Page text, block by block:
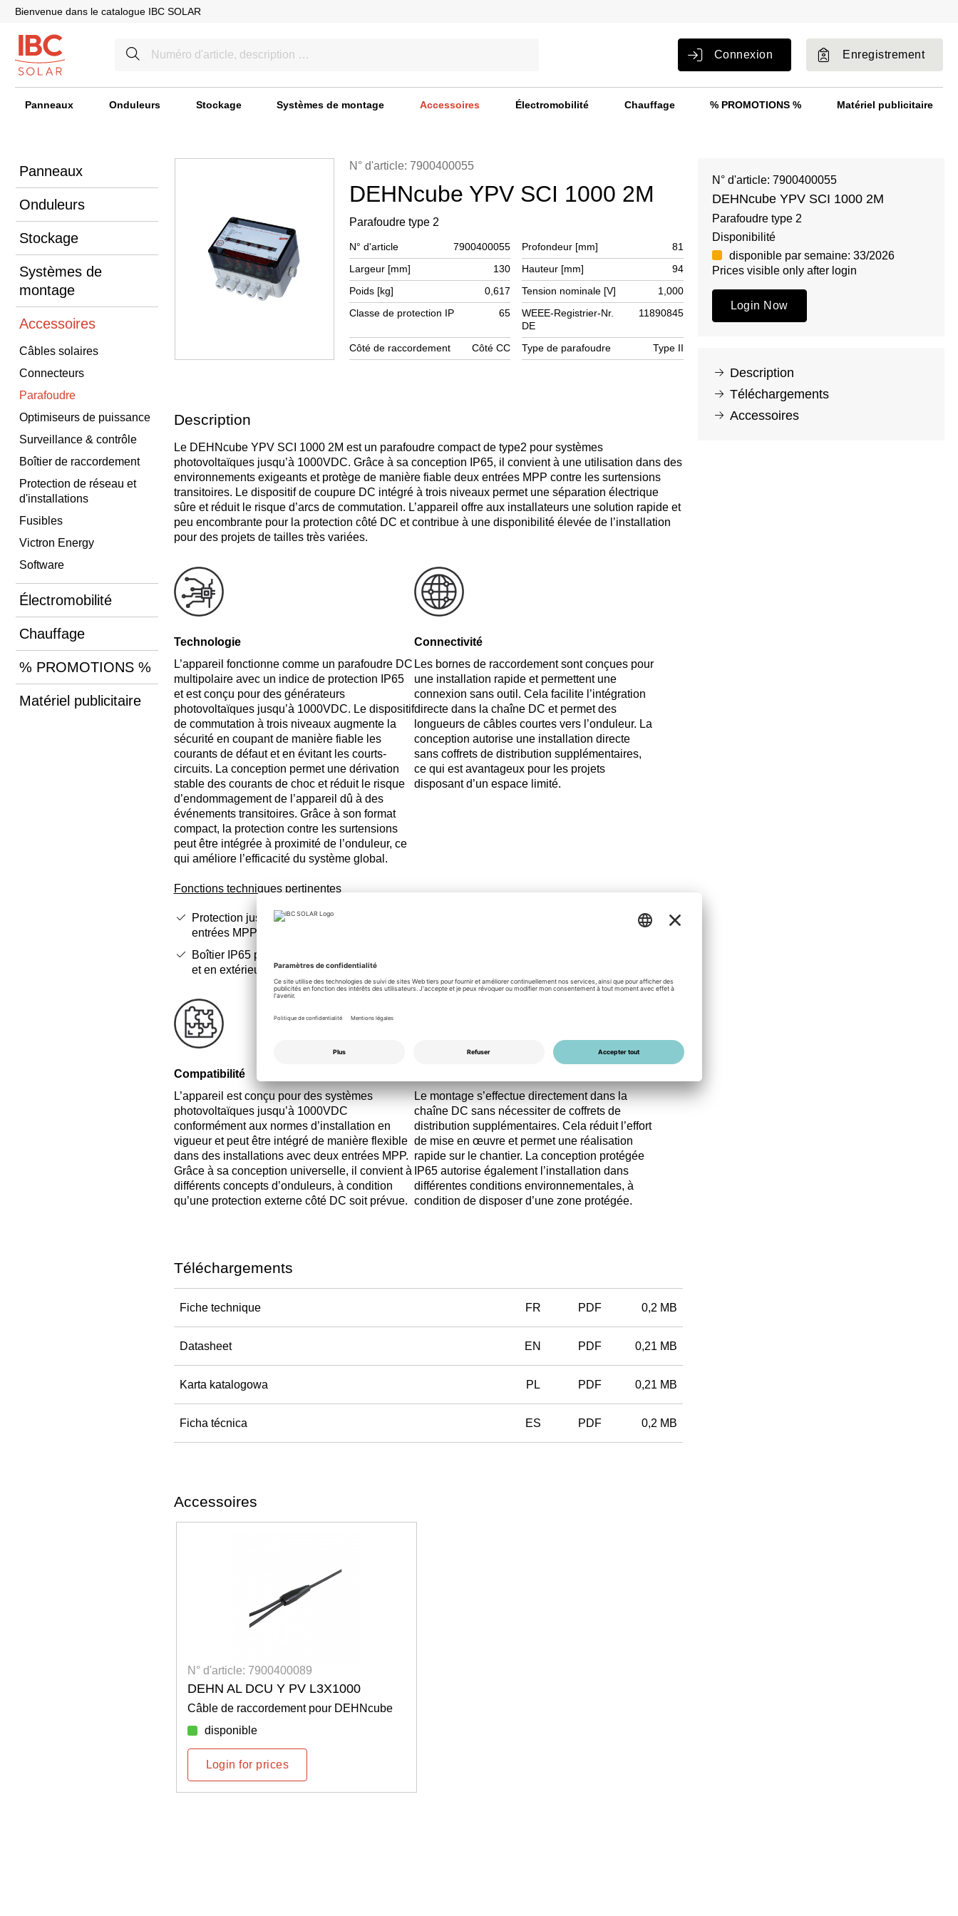
Bienvenue dans le catalogue IBC SOLAR
Connexion Enregistrement
Panneaux Onduleurs Stockage Systèmes de montage Accessoires Électromobilité Chauffage % PROMOTIONS % Matériel publicitaire
Panneaux
Onduleurs
Stockage
Systèmes de
montage
Accessoires
Câbles solaires
Connecteurs
Parafoudre
Optimiseurs de puissance
Surveillance & contrôle
Boîtier de raccordement
Protection de réseau et
d'installations
Fusibles
Victron Energy
Software
Électromobilité
Chauffage
% PROMOTIONS %
Matériel publicitaire
N° d'article: 7900400055
DEHNcube YPV SCI 1000 2M
Parafoudre type 2
N° d'article 7900400055 Profondeur [mm]
81
Largeur [mm]
130 Hauteur [mm]
94
Poids [kg]
0,617 Tension nominale [V]
1,000
Classe de protection IP
65
WEEE-Registrier-Nr.
DE
11890845
Côté de raccordement Côté CC Type de parafoudre Type II
Description
Le DEHNcube YPV SCI 1000 2M est un parafoudre compact de type2 pour systèmes
photovoltaïques jusqu’à 1000VDC. Grâce à sa conception IP65, il convient à une utilisation dans des
environnements exigeants et protège de manière fiable deux entrées MPP contre les surtensions
transitoires. Le dispositif de coupure DC intégré à trois niveaux permet une séparation électrique
sûre et réduit le risque d’arcs de commutation. L’appareil offre aux installateurs une solution rapide et
peu encombrante pour la protection côté DC et contribue à une disponibilité élevée de l’installation
pour des projets de tailles très variées.
Technologie
L’appareil fonctionne comme un parafoudre DC
multipolaire avec un indice de protection IP65
et est conçu pour des générateurs
photovoltaïques jusqu’à 1000VDC. Le dispositif
de commutation à trois niveaux augmente la
sécurité en coupant de manière fiable les
courants de défaut et en évitant les courts-
circuits. La conception permet une dérivation
stable des courants de choc et réduit le risque
d’endommagement de l’appareil dû à des
événements transitoires. Grâce à son format
compact, la protection contre les surtensions
peut être intégrée à proximité de l’onduleur, ce
qui améliore l’efficacité du système global.
Fonctions techniques pertinentes
Protection jusqu’à 1000VDC pour deux
entrées MPP avec coupure DC sûre.
Boîtier IP65 pour une utilisation en intérieur
et en extérieur protégé.
Connectivité
Les bornes de raccordement sont conçues pour
une installation rapide et permettent une
connexion sans outil. Cela facilite l’intégration
directe dans la chaîne DC et permet des
longueurs de câbles courtes vers l’onduleur. La
conception autorise une installation directe
sans coffrets de distribution supplémentaires,
ce qui est avantageux pour les projets
disposant d’un espace limité.
Compatibilité
L’appareil est conçu pour des systèmes
photovoltaïques jusqu’à 1000VDC
conformément aux normes d’installation en
vigueur et peut être intégré de manière flexible
dans des installations avec deux entrées MPP.
Grâce à sa conception universelle, il convient à
différents concepts d’onduleurs, à condition
qu’une protection externe côté DC soit prévue.
Le montage s’effectue directement dans la
chaîne DC sans nécessiter de coffrets de
distribution supplémentaires. Cela réduit l’effort
de mise en œuvre et permet une réalisation
rapide sur le chantier. La conception protégée
IP65 autorise également l’installation dans
différentes conditions environnementales, à
condition de disposer d’une zone protégée.
Téléchargements
Fiche technique FR PDF 0,2 MB
Datasheet EN PDF 0,21 MB
Karta katalogowa PL PDF 0,21 MB
Ficha técnica ES PDF 0,2 MB
Accessoires
N° d'article: 7900400089
DEHN AL DCU Y PV L3X1000
Câble de raccordement pour DEHNcube
disponible
Login for prices
N° d'article: 7900400055
DEHNcube YPV SCI 1000 2M
Parafoudre type 2
Disponibilité
disponible par semaine: 33/2026
Prices visible only after login
Login Now
Description
Téléchargements
Accessoires